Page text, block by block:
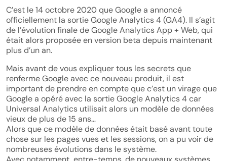
C’est le 14 octobre 2020 que Google a annoncé
officiellement la sortie Google Analytics 4 (GA4). Il s’agit
de l’évolution finale de Google Analytics App + Web, qui
était alors proposée en version beta depuis maintenant
plus d’un an.
Mais avant de vous expliquer tous les secrets que
renferme Google avec ce nouveau produit, il est
important de prendre en compte que c’est un virage que
Google a opéré avec la sortie Google Analytics 4 car
Universal Analytics utilisait alors un modèle de données
vieux de plus de 15 ans…
Alors que ce modèle de données était basé avant toute
chose sur les pages vues et les sessions, on a pu voir de
nombreuses évolutions dans le système.